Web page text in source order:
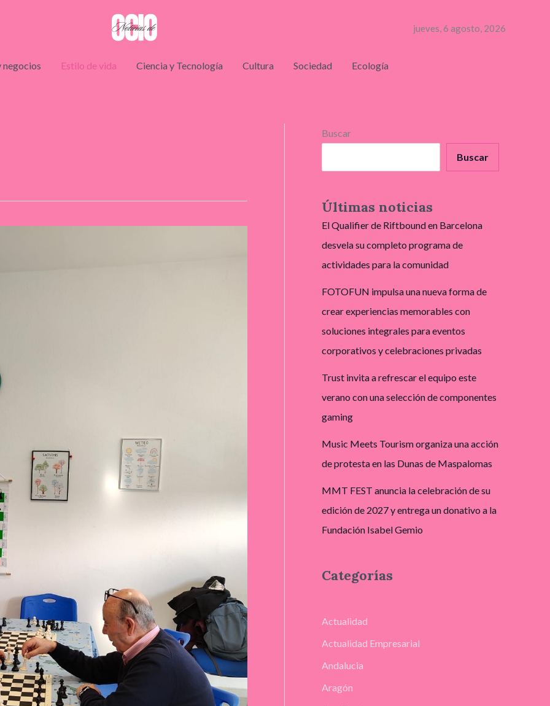
jueves, 6 agosto, 2026
negocios Estilo de vida Ciencia y Tecnología Cultura Sociedad Ecología
Buscar
Buscar
Últimas noticias
El Qualifier de Riftbound en Barcelona
desvela su completo programa de
actividades para la comunidad
FOTOFUN impulsa una nueva forma de
crear experiencias memorables con
soluciones integrales para eventos
corporativos y celebraciones privadas
Trust invita a refrescar el equipo este
verano con una selección de componentes
gaming
Music Meets Tourism organiza una acción
de protesta en las Dunas de Maspalomas
MMT FEST anuncia la celebración de su
edición de 2027 y entrega un donativo a la
Fundación Isabel Gemio
Categorías
Actualidad
Actualidad Empresarial
Andalucia
Aragón